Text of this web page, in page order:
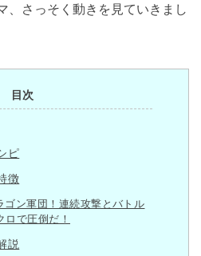
、さっそく動きを見ていきまし
目次
ピ
徴
ゴン軍団！連続攻撃とバトル
ロで圧倒だ！
説